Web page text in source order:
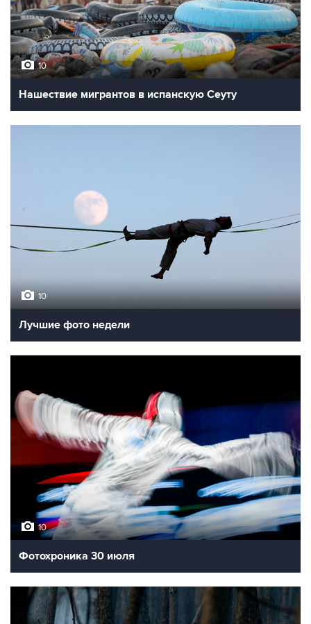
10
Нашествие мигрантов в испанскую Сеуту
10
Лучшие фото недели
10
Фотохроника 30 июля